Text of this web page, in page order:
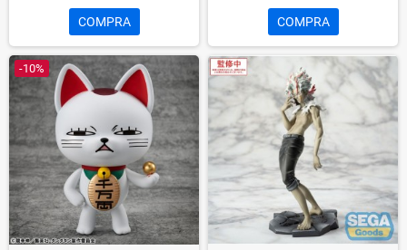
COMPRA COMPRA
-10%